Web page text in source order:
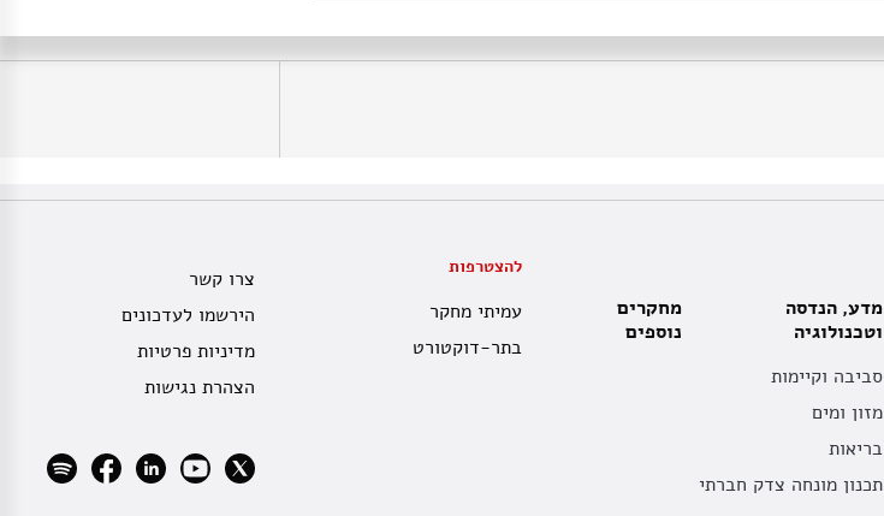
מדע, הנדסה
וטכנולוגיה
סביבה וקיימות
מזון ומים
בריאות
תכנון מונחה צדק חברתי
מחקרים
נוספים
להצטרפות
עמיתי מחקר
בתר-דוקטורט
צרו קשר
הירשמו לעדכונים
מדיניות פרטיות
הצהרת נגישות